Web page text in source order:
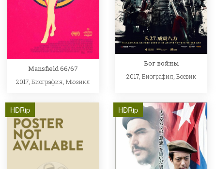
Mansfield 66/67
2017,Биография ,Мюзикл
Бог войны
2017,Биография ,Боевик
HDRip HDRip